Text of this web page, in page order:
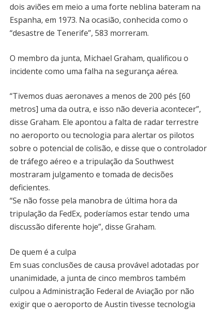
dois aviões em meio a uma forte neblina bateram na
Espanha, em 1973. Na ocasião, conhecida como o
“desastre de Tenerife”, 583 morreram.
O membro da junta, Michael Graham, qualificou o
incidente como uma falha na segurança aérea.
“Tivemos duas aeronaves a menos de 200 pés [60
metros] uma da outra, e isso não deveria acontecer”,
disse Graham. Ele apontou a falta de radar terrestre
no aeroporto ou tecnologia para alertar os pilotos
sobre o potencial de colisão, e disse que o controlador
de tráfego aéreo e a tripulação da Southwest
mostraram julgamento e tomada de decisões
deficientes.
“Se não fosse pela manobra de última hora da
tripulação da FedEx, poderíamos estar tendo uma
discussão diferente hoje”, disse Graham.
De quem é a culpa
Em suas conclusões de causa provável adotadas por
unanimidade, a junta de cinco membros também
culpou a Administração Federal de Aviação por não
exigir que o aeroporto de Austin tivesse tecnologia